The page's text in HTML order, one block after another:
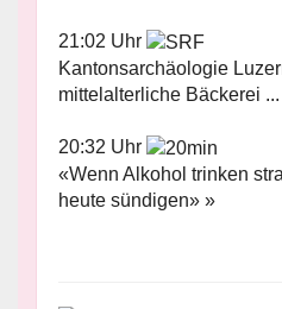
21:02 Uhr
Kantonsarchäologie
mittelalterliche Bäckerei
20:32 Uhr
«Wenn Alkohol trinken
heute sündigen» »